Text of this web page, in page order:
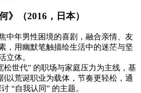
》（2016，日本）
中年男性困境的喜剧，融合亲情、友
，用幽默笔触描绘生活中的迷茫与坚
立体。
松世代” 的职场与家庭压力为主线，基
以荒诞职业为载体，节奏更轻松，通
“自我认同” 的主题。